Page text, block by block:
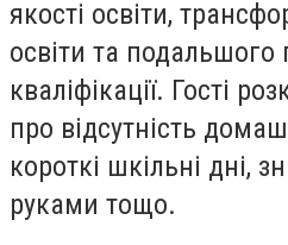
якості освіти,
освіти та
кваліфікації. Гості
про відсутність
короткі шкільні дні,
руками тощо.